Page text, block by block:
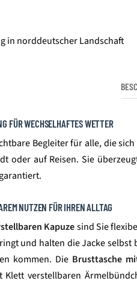
FÜR WECHSELHAFTES WETTER
Begleiter für alle, die
oder auf Reisen. Sie
NUTZEN FÜR IHREN ALLTAG
Kapuzesind Sie
und halten die Jacke
kommen. Die Brusttasche
verstellbaren